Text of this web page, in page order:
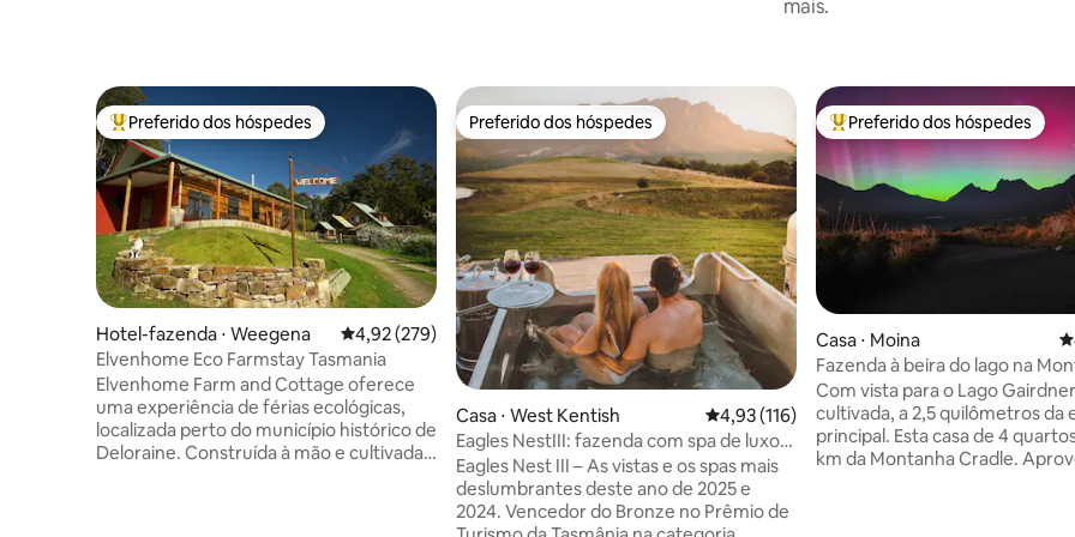
mais.
Entre os melhores preferidos dos hóspedes
Preferido dos hóspedes
Hotel-fazenda ⋅ Weegena 4,92 de uma avaliação média de 5, 279 avaliações
4,92 (279)
Elvenhome Eco Farmstay Tasmania
Elvenhome Farm and Cottage oferece
uma experiência de férias ecológicas,
localizada perto do município histórico de
Deloraine. Construída à mão e cultivada
Preferido dos hóspedes
Preferido dos hóspedes
Casa ⋅ West Kentish 4,93 de uma avaliação média de 5, 116
4,93 (116)
Eagles NestIII: fazenda com spa de luxo
na montanha
Eagles Nest III – As vistas e os spas mais
deslumbrantes deste ano de 2025 e
2024. Vencedor do Bronze no Prêmio de
Entre os melhores preferidos
Preferido dos hóspedes
Casa ⋅ Moina
Fazenda à beira do lago na
Cradle
Com vista para o Lago
cultivada, a 2,5 quilômetros da
principal. Esta casa de 4
km da Montanha Cradle. Aproveite a paz